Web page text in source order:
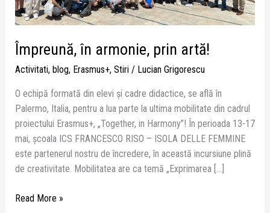
Împreună, în armonie, prin artă!
Activitati, blog, Erasmus+, Stiri/ Lucian Grigorescu
O echipă formată din elevi și cadre didactice, se află în
Palermo, Italia, pentru a lua parte la ultima mobilitate din cadrul
proiectului Erasmus+, „Together, in Harmony”! În perioada 13-17
mai, școala ICS FRANCESCO RISO – ISOLA DELLE FEMMINE
este partenerul nostru de încredere, în această incursiune plină
de creativitate. Mobilitatea are ca temă „Exprimarea […]
Read More »